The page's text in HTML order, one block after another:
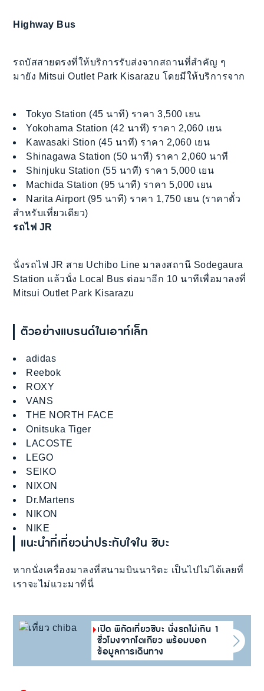
Highway Bus
รถบัสสายตรงที่ให้บริการรับส่งจากสถานที่สำคัญ ๆ
มายัง Mitsui Outlet Park Kisarazu โดยมีให้บริการจาก
Tokyo Station (45 นาที) ราคา 3,500 เยน
Yokohama Station (42 นาที) ราคา 2,060 เยน
Kawasaki Stion (45 นาที) ราคา 2,060 เยน
Shinagawa Station (50 นาที) ราคา 2,060 นาที
Shinjuku Station (55 นาที) ราคา 5,000 เยน
Machida Station (95 นาที) ราคา 5,000 เยน
Narita Airport (95 นาที) ราคา 1,750 เยน (ราคาตั๋ว
สำหรับเที่ยวเดียว)
รถไฟ JR
นั่งรถไฟ JR สาย Uchibo Line มาลงสถานี Sodegaura
Station แล้วนั่ง Local Bus ต่อมาอีก 10 นาทีเพื่อมาลงที่
Mitsui Outlet Park Kisarazu
ตัวอย่างแบรนด์ในเอาท์เล็ท
adidas
Reebok
ROXY
VANS
THE NORTH FACE
Onitsuka Tiger
LACOSTE
LEGO
SEIKO
NIXON
Dr.Martens
NIKON
NIKE
แนะนำที่เที่ยวน่าประทับใจใน ชิบะ
หากนั่งเครื่องมาลงที่สนามบินนาริตะ เป็นไปไม่ได้เลยที่
เราจะไม่แวะมาที่นี่
เปิด พิกัดเที่ยวชิบะ นั่งรถไม่เกิน 1
ชั่วโมงจากโตเกียว พร้อมบอก
ข้อมูลการเดินทาง